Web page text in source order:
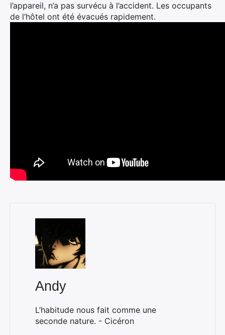
l’appareil, n’a pas survécu à l’accident. Les occupants
de l’hôtel ont été évacués rapidement.
Andy
L’habitude nous fait comme une
seconde nature. - Cicéron